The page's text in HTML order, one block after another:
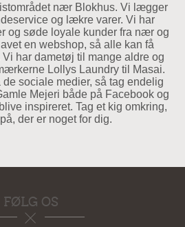
nær Blokhus. Vi lægger
og lækre varer. Vi har
og søde loyale kunder fra nær og
en webshop, så alle kan få
har dametøj til mange aldre og
Lollys Laundry til Masai.
sociale medier, så tag endelig
Mejeri både på Facebook og
inspireret. Tag et kig omkring,
der er noget for dig.
FØLG OS